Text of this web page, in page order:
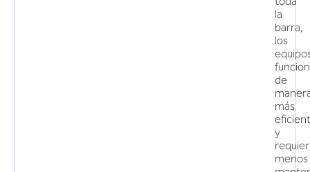
la
barra,
los
de
más
y
menos